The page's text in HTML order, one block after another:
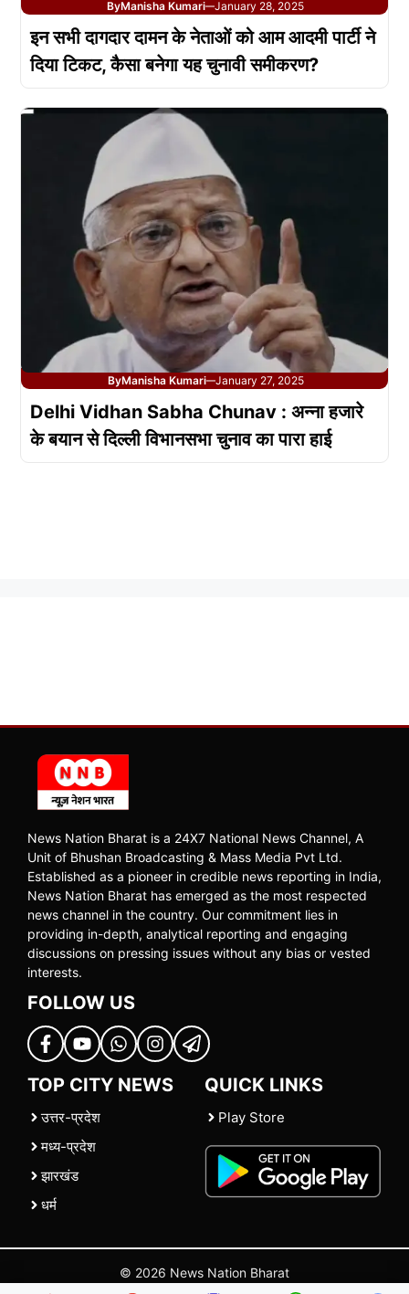
ByManisha Kumari—January 28, 2025
इन सभी दागदार दामन के नेताओं को आम आदमी पार्टी ने
दिया टिकट, कैसा बनेगा यह चुनावी समीकरण?
ByManisha Kumari—January 27, 2025
Delhi Vidhan Sabha Chunav : अन्ना हजारे
के बयान से दिल्ली विभानसभा चुनाव का पारा हाई
News Nation Bharat is a 24X7 National News Channel, A
Unit of Bhushan Broadcasting & Mass Media Pvt Ltd.
Established as a pioneer in credible news reporting in India,
News Nation Bharat has emerged as the most respected
news channel in the country. Our commitment lies in
providing in-depth, analytical reporting and engaging
discussions on pressing issues without any bias or vested
interests.
FOLLOW US
TOP CITY NEWS
उत्तर-प्रदेश
मध्य-प्रदेश
झारखंड
धर्म
QUICK LINKS
Play Store
© 2026 News Nation Bharat